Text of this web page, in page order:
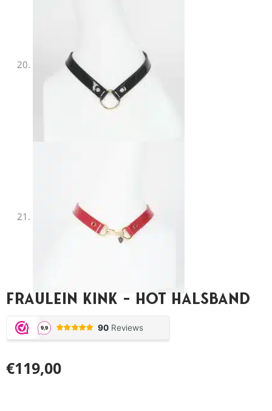
Fraulein Kink – Hot Halsband
€119,00